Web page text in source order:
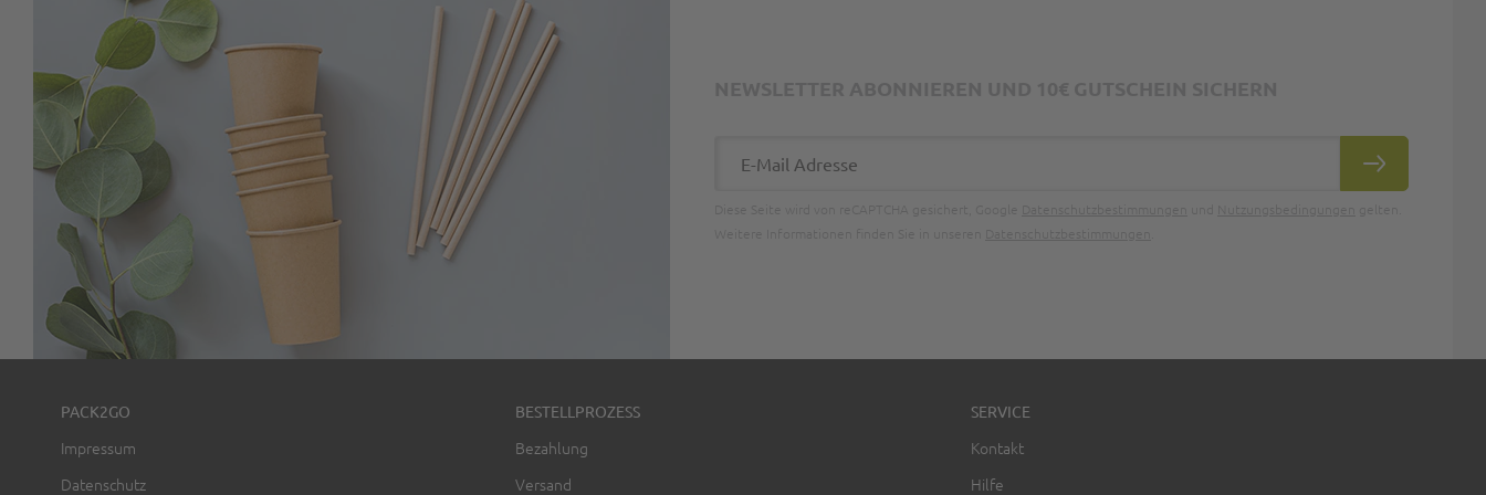
ABONNIEREN
PACK2GO
Impressum
Datenschutz
BESTELLPROZESS
Bezahlung
Versand
SERVICE
Kontakt
Hilfe